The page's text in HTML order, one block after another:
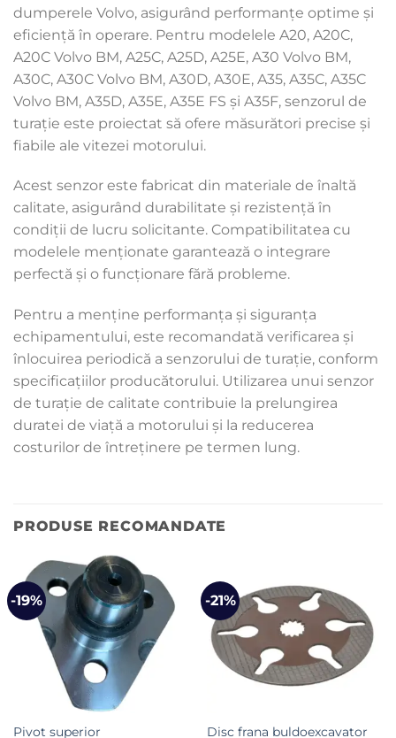
dumperele Volvo, asigurând performanțe optime și
eficiență în operare. Pentru modelele A20, A20C,
A20C Volvo BM, A25C, A25D, A25E, A30 Volvo BM,
A30C, A30C Volvo BM, A30D, A30E, A35, A35C, A35C
Volvo BM, A35D, A35E, A35E FS și A35F, senzorul de
turație este proiectat să ofere măsurători precise și
fiabile ale vitezei motorului.
Acest senzor este fabricat din materiale de înaltă
calitate, asigurând durabilitate și rezistență în
condiții de lucru solicitante. Compatibilitatea cu
modelele menționate garantează o integrare
perfectă și o funcționare fără probleme.
Pentru a menține performanța și siguranța
echipamentului, este recomandată verificarea și
înlocuirea periodică a senzorului de turație, conform
specificațiilor producătorului. Utilizarea unui senzor
de turație de calitate contribuie la prelungirea
duratei de viață a motorului și la reducerea
costurilor de întreținere pe termen lung.
PRODUSE RECOMANDATE
-19%
Pivot superior
-21%
Disc frana buldoexcavator